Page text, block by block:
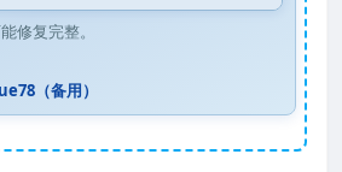
修复完整。
（备用）